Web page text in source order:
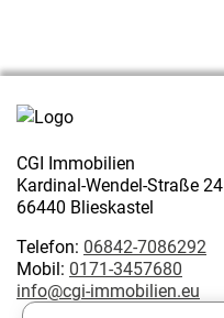
CGI Immobilien
Kardinal-Wendel-Straße 24
66440 Blieskastel
Telefon: 06842-7086292
Mobil: 0171-3457680
info@cgi-immobilien.eu